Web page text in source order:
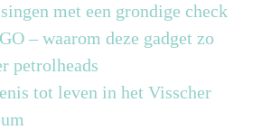
met een grondige check
– waarom deze gadget zo
petrolheads
tot leven in het Visscher